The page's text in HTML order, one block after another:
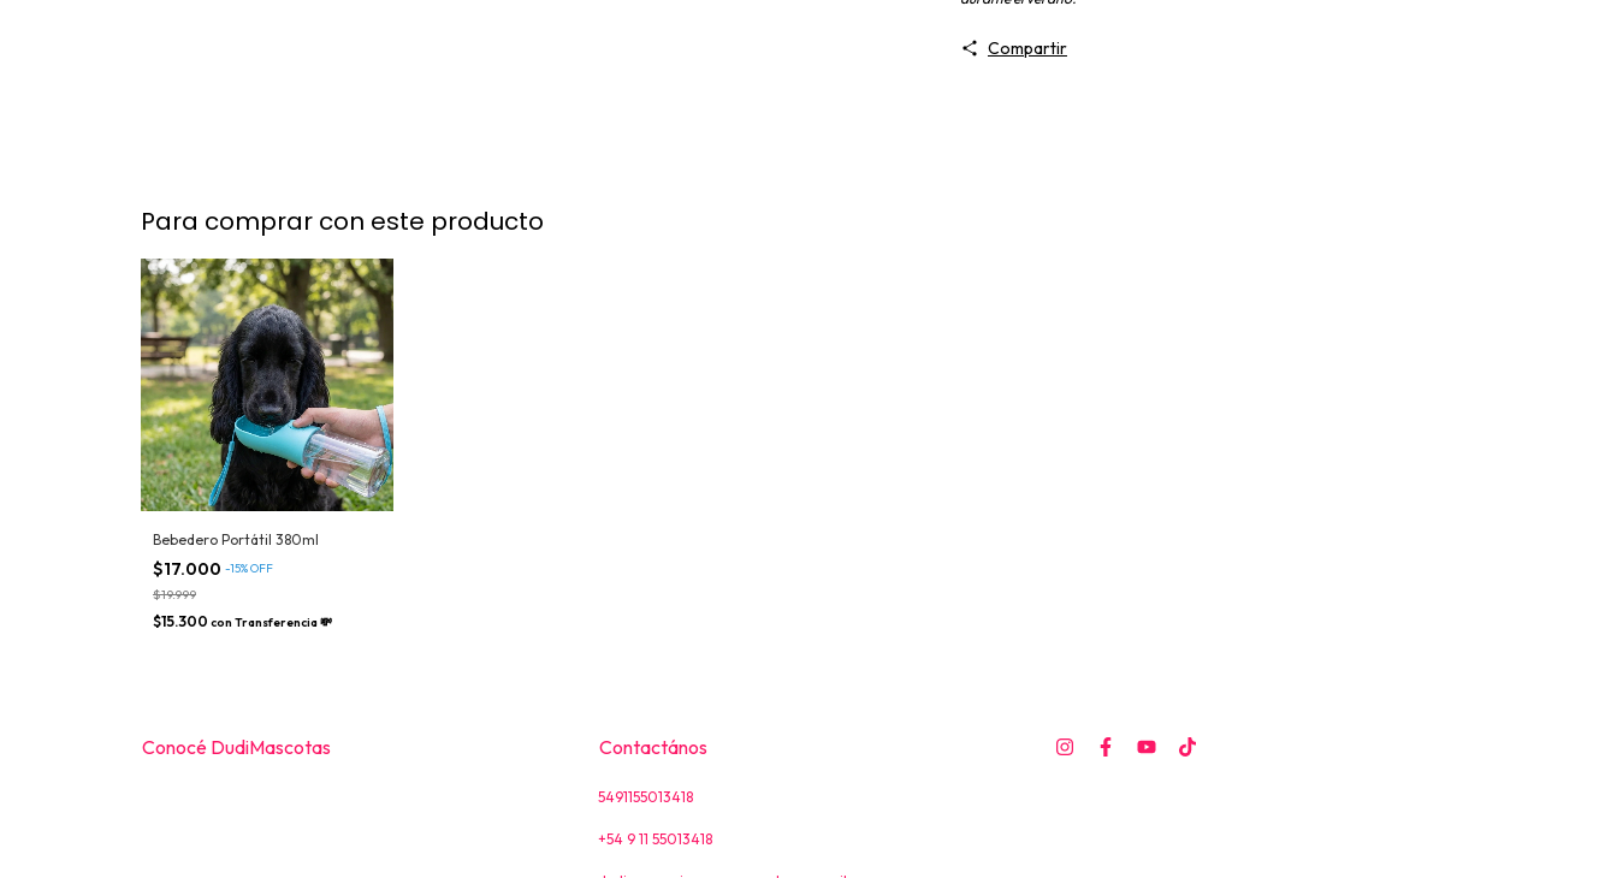
Compartir
Para comprar con este producto
Bebedero Portátil 380ml
$17.000 -15%OFF
$19.999
$15.300 con Transferencia 💸
Conocé DudiMascotas Contactános
5491155013418
+54 9 11 55013418